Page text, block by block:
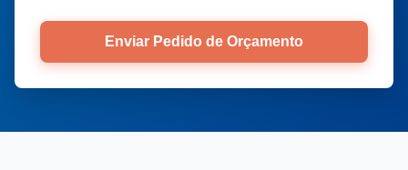
Enviar Pedido de Orçamento